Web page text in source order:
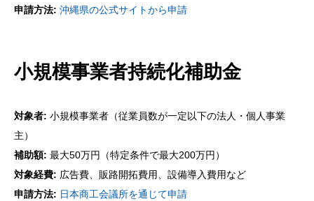
申請方法: 沖縄県の公式サイトから申請
小規模事業者持続化補助金
対象者: 小規模事業者（従業員数が一定以下の法人・個人事業
主）
補助額: 最大50万円（特定条件で最大200万円）
対象経費: 広告費、販路開拓費用、設備導入費用など
申請方法: 日本商工会議所を通じて申請